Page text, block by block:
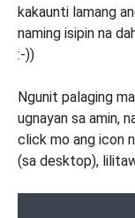
kakaunti lamang
naming isipin na
:-))
Ngunit palaging
ugnayan sa amin,
click mo ang icon
(sa desktop),